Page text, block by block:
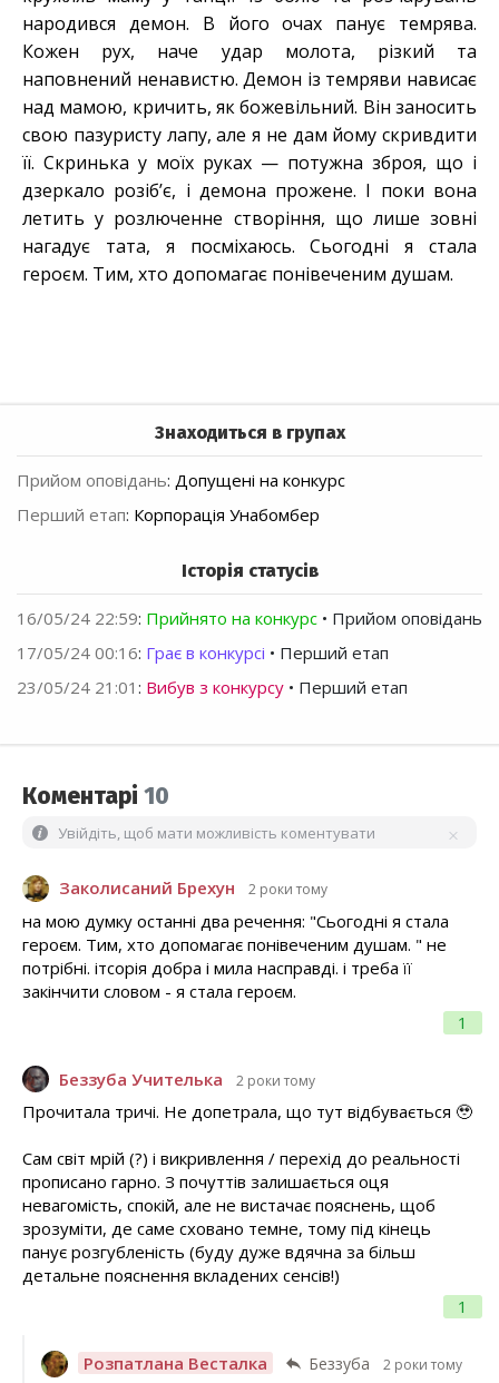
народився демон. В його очах панує темрява.
Кожен рух, наче удар молота, різкий та
наповнений ненавистю. Демон із темряви нависає
над мамою, кричить, як божевільний. Він заносить
свою пазуристу лапу, але я не дам йому скривдити
її. Скринька у моїх руках — потужна зброя, що і
дзеркало розіб’є, і демона прожене. І поки вона
летить у розлюченне створіння, що лише зовні
нагадує тата, я посміхаюсь. Сьогодні я стала
героєм. Тим, хто допомагає понівеченим душам.
Знаходиться в групах
Прийом оповідань: Допущені на конкурс
Перший етап: Корпорація Унабомбер
Історія статусів
16/05/24 22:59: Прийнято на конкурс • Прийом оповідань
17/05/24 00:16: Грає в конкурсі • Перший етап
23/05/24 21:01 : Вибув з конкурсу • Перший етап
Коментарі 10
Увійдіть, щоб мати можливість коментувати
Заколисаний Брехун 2 роки тому
1
на мою думку останні два речення: "Сьогодні я стала
героєм. Тим, хто допомагає понівеченим душам. " не
потрібні. ітсорія добра і мила насправді. і треба її
закінчити словом - я стала героєм.
Беззуба Учителька 2 роки тому
1
Прочитала тричі. Не допетрала, що тут відбувається 🥹
Сам світ мрій (?) і викривлення / перехід до реальності
прописано гарно. З почуттів залишається оця
невагомість, спокій, але не вистачає пояснень, щоб
зрозуміти, де саме сховано темне, тому під кінець
панує розгубленість (буду дуже вдячна за більш
детальне пояснення вкладених сенсів!)
Розпатлана Весталка Беззуба 2 роки тому